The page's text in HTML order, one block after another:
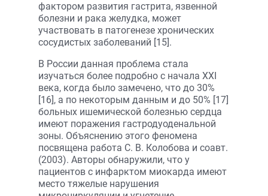
фактором развития гастрита, язвенной
болезни и рака желудка, может
участвовать в патогенезе хронических
сосудистых заболеваний [15].
В России данная проблема стала
изучаться более подробно с начала XXI
века, когда было замечено, что до 30%
[16], а по некоторым данным и до 50% [17]
больных ишемической болезнью сердца
имеют поражения гастродуоденальной
зоны. Объяснению этого феномена
посвящена работа С. В. Колобова и соавт.
(2003). Авторы обнаружили, что у
пациентов с инфарктом миокарда имеют
место тяжелые нарушения